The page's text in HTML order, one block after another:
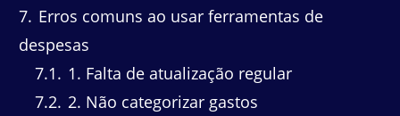
7 Erros comuns ao usar ferramentas de
despesas
7.1
1. Falta de atualização regular
7.2 2. Não categorizar gastos